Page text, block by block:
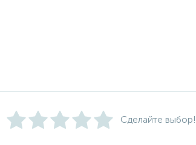
Сделайте выбор!